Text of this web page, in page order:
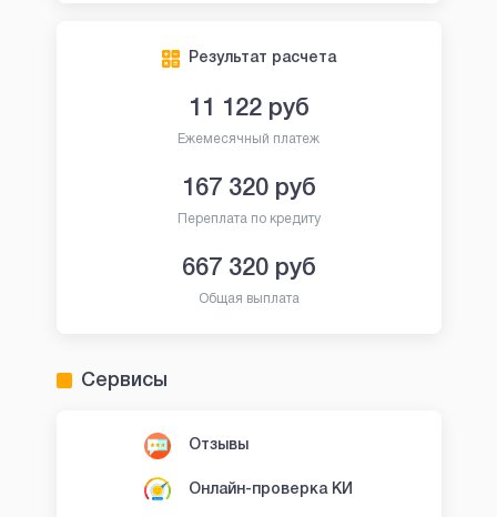
Результат расчета
11 122руб
Ежемесячный платеж
167 320руб
Переплата по кредиту
667 320руб
Общая выплата
Сервисы
Отзывы
Онлайн-проверка КИ